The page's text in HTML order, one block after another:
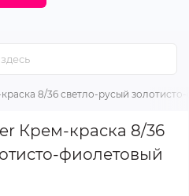
краска 8/36 светло-русый
Крем-краска 8/36
фиолетовый